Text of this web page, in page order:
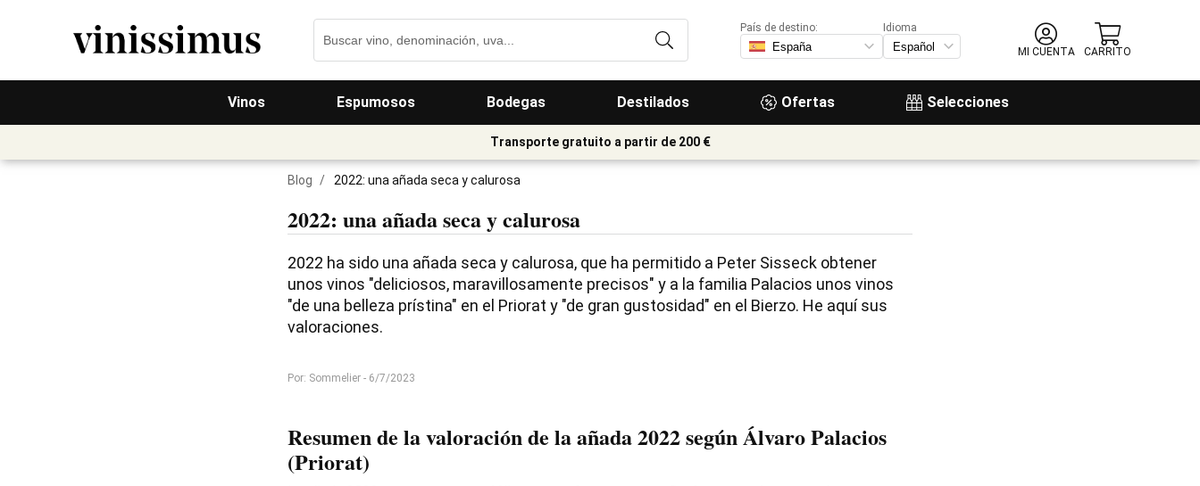
Vinos Espumosos Bodegas Destilados Ofertas Selecciones
País de destino:
Idioma
MI CUENTA
CARRITO
Transporte gratuito a partir de 200 €
Blog / 2022: una añada seca y calurosa
2022: una añada seca y calurosa
2022 ha sido una añada seca y calurosa, que ha permitido a Peter Sisseck obtener
unos vinos "deliciosos, maravillosamente precisos" y a la familia Palacios unos vinos
"de una belleza prístina" en el Priorat y "de gran gustosidad" en el Bierzo. He aquí sus
valoraciones.
Por: Sommelier - 6/7/2023
Resumen de la valoración de la añada 2022 según Álvaro Palacios
(Priorat)